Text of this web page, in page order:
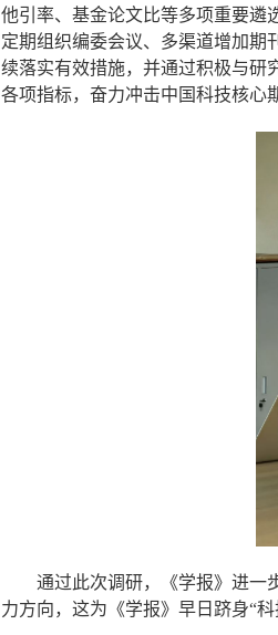
他引率、基金论文比等多项重要遴
定期组织编委会议、多渠道增加期
续落实有效措施，并通过积极与研
各项指标，奋力冲击中国科技核心
通过此次调研，《学报》进一
力方向，这为《学报》早日跻身“